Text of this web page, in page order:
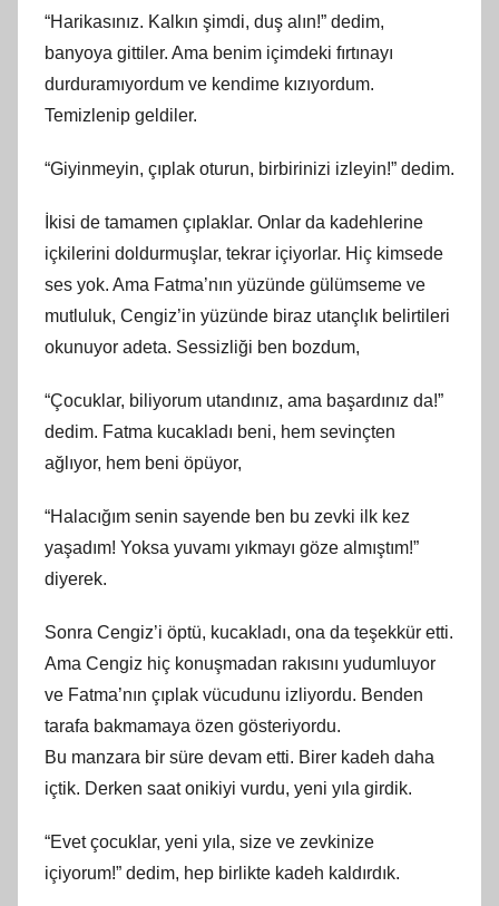
“Harikasınız. Kalkın şimdi, duş alın!” dedim,
banyoya gittiler. Ama benim içimdeki fırtınayı
durduramıyordum ve kendime kızıyordum.
Temizlenip geldiler.
“Giyinmeyin, çıplak oturun, birbirinizi izleyin!” dedim.
İkisi de tamamen çıplaklar. Onlar da kadehlerine
içkilerini doldurmuşlar, tekrar içiyorlar. Hiç kimsede
ses yok. Ama Fatma’nın yüzünde gülümseme ve
mutluluk, Cengiz’in yüzünde biraz utançlık belirtileri
okunuyor adeta. Sessizliği ben bozdum,
“Çocuklar, biliyorum utandınız, ama başardınız da!”
dedim. Fatma kucakladı beni, hem sevinçten
ağlıyor, hem beni öpüyor,
“Halacığım senin sayende ben bu zevki ilk kez
yaşadım! Yoksa yuvamı yıkmayı göze almıştım!”
diyerek.
Sonra Cengiz’i öptü, kucakladı, ona da teşekkür etti.
Ama Cengiz hiç konuşmadan rakısını yudumluyor
ve Fatma’nın çıplak vücudunu izliyordu. Benden
tarafa bakmamaya özen gösteriyordu.
Bu manzara bir süre devam etti. Birer kadeh daha
içtik. Derken saat onikiyi vurdu, yeni yıla girdik.
“Evet çocuklar, yeni yıla, size ve zevkinize
içiyorum!” dedim, hep birlikte kadeh kaldırdık.